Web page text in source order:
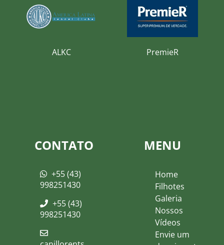
ALKC PremieR
CONTATO
+55 (43)
998251430
+55 (43)
998251430
MENU
Home
Filhotes
Galeria
Nossos
Vídeos
Envie um